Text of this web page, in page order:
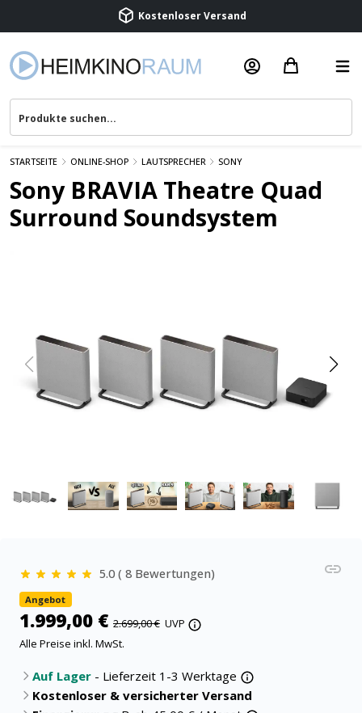
Beratung & Service
STARTSEITE ONLINE-SHOP LAUTSPRECHER SONY
Sony BRAVIA Theatre Quad
Surround Soundsystem
5.0 ( 8 Bewertungen)
Angebot
1.999,00 € 2.699,00 € UVP
Alle Preise inkl. MwSt.
Auf Lager - Lieferzeit 1-3 Werktage
Kostenloser & versicherter Versand